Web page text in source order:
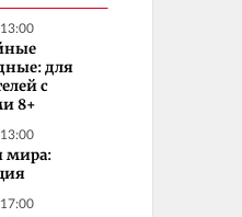
для
с
8+
мира: